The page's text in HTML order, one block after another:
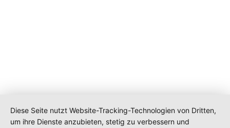
Diese Seite nutzt Website-Tracking-Technologien von Dritten,
um ihre Dienste anzubieten, stetig zu verbessern und